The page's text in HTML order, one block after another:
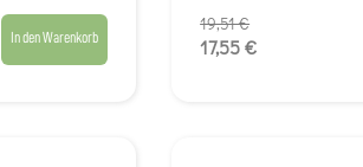
In den Warenkorb
19,51 €
17,55 €